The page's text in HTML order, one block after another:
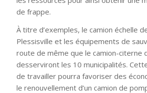
de frappe.
À titre d’exemples, le camion échelle
Plessisville et les équipements de
route de même que le camion-citerne
desserviront les 10 municipalités.
de travailler pourra favoriser des
le renouvellement d’un camion de